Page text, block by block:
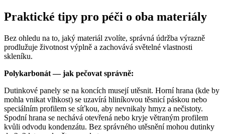
Praktické tipy pro péči o oba materiály
Bez ohledu na to, jaký materiál zvolíte, správná údržba výrazně
prodlužuje životnost výplně a zachovává světelné vlastnosti
skleníku.
Polykarbonát — jak pečovat správně:
Dutinkové panely se na koncích musejí utěsnit. Horní hrana (kde by
mohla vnikat vlhkost) se uzavírá hliníkovou těsnicí páskou nebo
speciálním profilem se síťkou, aby nevnikaly hmyz a nečistoty.
Spodní hrana se nechává otevřená nebo kryje větraným profilem
kvůli odvodu kondenzátu. Bez správného utěsnění mohou dutinky